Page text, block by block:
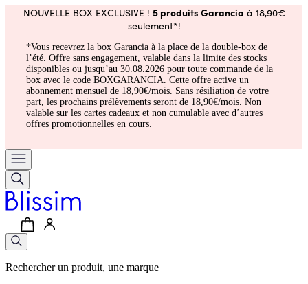
NOUVELLE BOX EXCLUSIVE ! 5 produits Garancia à 18,90€
seulement*!
*Vous recevrez la box Garancia à la place de la double-box de
l’été. Offre sans engagement, valable dans la limite des stocks
disponibles ou jusqu’au 30.08.2026 pour toute commande de la
box avec le code BOXGARANCIA. Cette offre active un
abonnement mensuel de 18,90€/mois. Sans résiliation de votre
part, les prochains prélèvements seront de 18,90€/mois. Non
valable sur les cartes cadeaux et non cumulable avec d’autres
offres promotionnelles en cours.
Rechercher un produit, une marque